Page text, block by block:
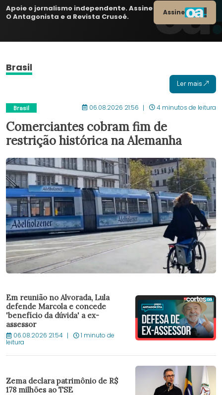
Apoie o jornalismo independente. Assine
O Antagonista e a Revista Crusoé.
Assine
Brasil
Ler mais
Brasil 06.08.2026 21:56 4 minutos de leitura
Comerciantes cobram fim de
restrição histórica na Alemanha
Em reunião no Alvorada, Lula
defende Marcola e concede
'benefício da dúvida' a ex-
assessor
06.08.2026 21:54 1 minuto de
leitura
Zema declara patrimônio de R$
178 milhões ao TSE